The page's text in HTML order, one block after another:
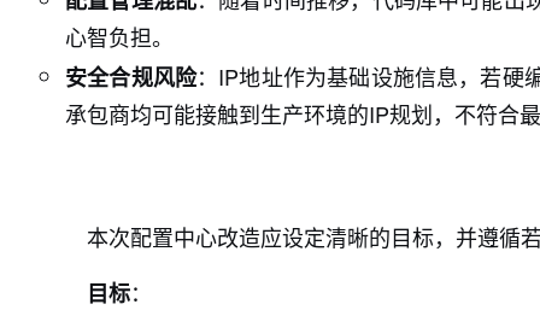
心智负担。
安全合规风险：IP地址作为基础设施信息，若硬
承包商均可能接触到生产环境的IP规划，不符合
本次配置中心改造应设定清晰的目标，并遵循
目标：